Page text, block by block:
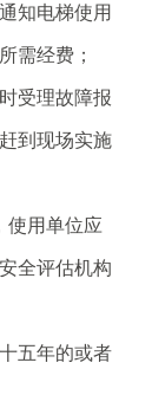
知电梯使用
需经费；
受理故障报
到现场实施
用单位应
全评估机构
五年的或者